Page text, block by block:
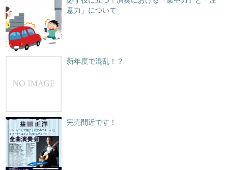
意力」について
新年度で混乱！？
完売間近です！